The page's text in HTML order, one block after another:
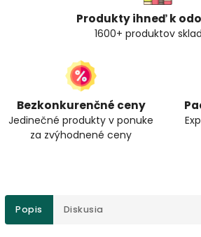
Produkty ihneď k
1600+ produktov
Bezkonkurenčné ceny
Jedinečné produkty v ponuke
za zvýhodnené ceny
Popis Diskusia